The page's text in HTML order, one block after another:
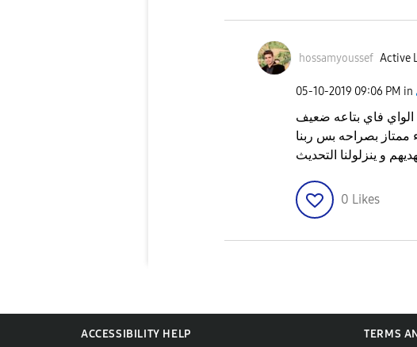
hossamyoussef Active
‎05-10-2019 09:06 PM in
فاي بتاعه ضعيف
بصراحه بس ربنا
و ينزلولنا التحديث
0 Likes
ACCESSIBILITY HELP
TERMS